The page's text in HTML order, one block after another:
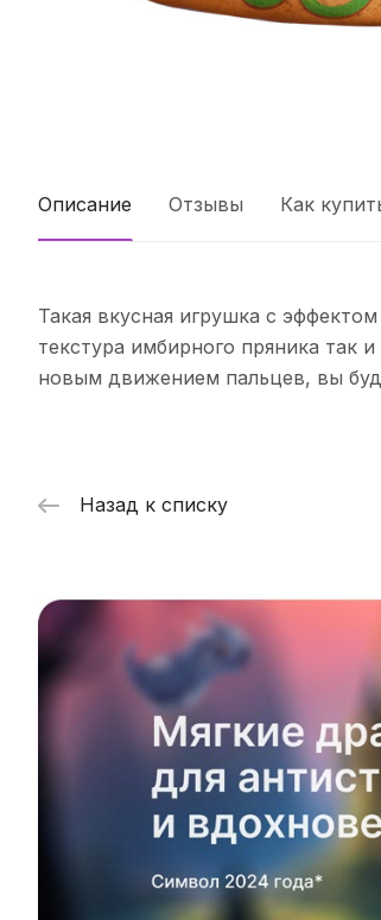
Описание Отзывы Как
Такая вкусная игрушка с
текстура имбирного пряника так
новым движением пальцев, вы
Назад к списку